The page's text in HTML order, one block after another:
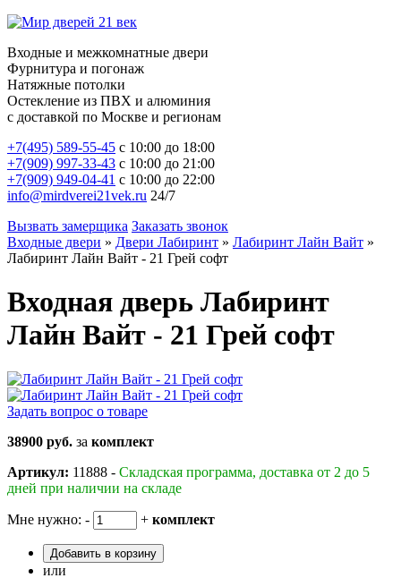
Входные и межкомнатные двери
Фурнитура и погонаж
Натяжные потолки
Остекление из ПВХ и алюминия
с доставкой по Москве и регионам
+7(495) 589-55-45 с 10:00 до 18:00
+7(909) 997-33-43 с 10:00 до 21:00
+7(909) 949-04-41 с 10:00 до 22:00
info@mirdverei21vek.ru 24/7
Вызвать замерщика Заказать звонок
Входные двери » Двери Лабиринт » Лабиринт Лайн Вайт »
Лабиринт Лайн Вайт - 21 Грей софт
Входная дверь Лабиринт
Лайн Вайт - 21 Грей софт
Задать вопрос о товаре
38900 руб. за комплект
Артикул: 11888 - Складская программа, доставка от 2 до 5
дней при наличии на складе
Мне нужно: - + комплект
Добавить в корзину
или